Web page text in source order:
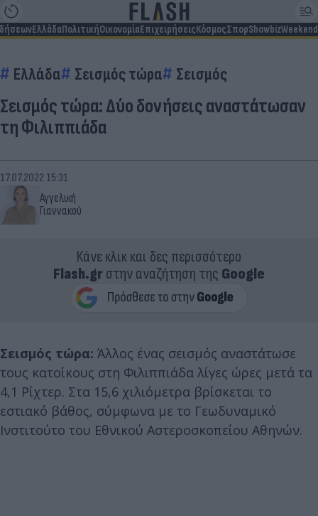
ΕλλάδαΠολιτικήΟικονομίαΕπιχειρήσειςΚόσμοςΣπορShowbizWeekend
Ελλάδα Σεισμός τώρα Σεισμός
Σεισμός τώρα: Δύο δονήσεις αναστάτωσαν
τη Φιλιππιάδα
Αγγελική
Γιαννακού
17.07.2022 15:31
Κάνε κλικ και δες περισσότερο
Flash.grστην αναζήτηση της Google
Σεισμός τώρα: Άλλος ένας σεισμός αναστάτωσε
τους κατοίκους στη Φιλιππιάδα λίγες ώρες μετά τα
4,1 Ρίχτερ. Στα 15,6 χιλιόμετρα βρίσκεται το
εστιακό βάθος, σύμφωνα με το Γεωδυναμικό
Ινστιτούτο του Εθνικού Αστεροσκοπείου Αθηνών.